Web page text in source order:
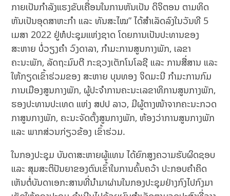
ກາຍເປັນກໍາລັງແຮງຂັບເຄື່ອນໃນການຫັນເປັນ ດິຈິຕອນ ຕາມທິດ
ຫັນເປັນອຸດສາຫະກໍາ ແລະ ທັນສະໄໝ” ໄດ້ສຳເລັດລົງໃນວັນທີ 5
ເມສາ 2022 ຢູ່ຫໍປະຊຸມແຫ່ງຊາດ ໂດຍການເປັນປະທານຂອງ
ສະຫາຍ ບໍ່ວຽງຄໍາ ວົງດາລາ, ກໍາມະການສູນກາງພັກ, ເລຂາ
ຄະນະພັກ, ລັດຖະມົນຕີ ກະຊວງເຕັກໂນໂລຊີ ແລະ ການສື່ສານ ແລະ
ໃຫ້ກຽດເຂົ້າຮ່ວມຂອງ ສະຫາຍ ບຸນທອງ ຈິດມະນີ ກໍາມະການກົມ
ການເມືອງສູນກາງພັກ, ຜູ້ປະຈຳການຄະນະເລຂາທິການສູນກາງພັກ,
ຮອງປະທານປະເທດ ແຫ່ງ ສປປ ລາວ, ມີຜູ້ຕາງໜ້າຈາກຄະນະກວດ
ກາສູນກາງພັກ, ຄະນະຈັດຕັ້ງສູນກາງພັກ, ຫ້ອງວ່າການສູນກາງພັກ
ແລະ ພາກສ່ວນກ່ຽວຂ້ອງ ເຂົ້າຮ່ວມ.
ໃນກອງປະຊຸມ ບັນດາສະຫາຍຜູ້ແທນ ໄດ້ຍົກສູງຄວາມຮັບຜິດຊອບ
ແລະ ສຸມສະຕິປັນຍາຂອງຕົນເຂົ້າໃນການຄົ້ນຄວ້າ ປະກອບຄໍາຄິດ
ເຫັນຕໍ່ບັນດາເອກະສານທີ່ນໍາມາຜ່ານໃນກອງປະຊຸມຢ່າງກົງໄປກົງມາ